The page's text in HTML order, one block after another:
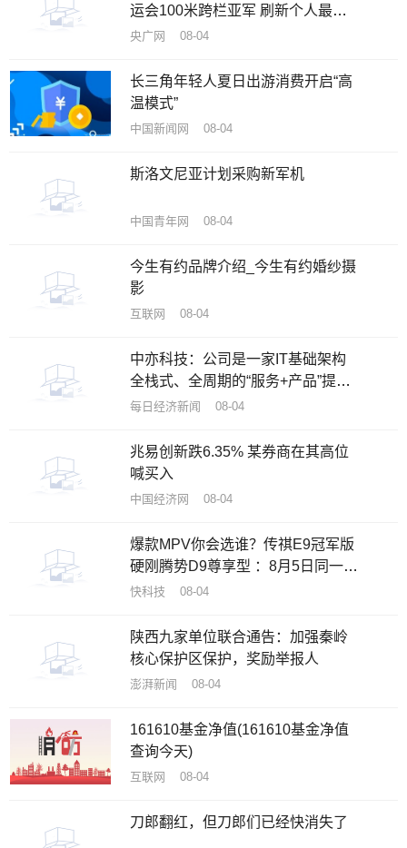
运会100米跨栏亚军 刷新个人最好
成绩
央广网 08-04
长三角年轻人夏日出游消费开启“高
温模式”
中国新闻网 08-04
斯洛文尼亚计划采购新军机
中国青年网 08-04
今生有约品牌介绍_今生有约婚纱摄
影
互联网 08-04
中亦科技：公司是一家IT基础架构
全栈式、全周期的“服务+产品”提供
商
每日经济新闻 08-04
兆易创新跌6.35% 某券商在其高位
喊买入
中国经济网 08-04
爆款MPV你会选谁？传祺E9冠军版
硬刚腾势D9尊享型 ：8月5日同一天
上市
快科技 08-04
陕西九家单位联合通告：加强秦岭
核心保护区保护，奖励举报人
澎湃新闻 08-04
161610基金净值(161610基金净值
查询今天)
互联网 08-04
刀郎翻红，但刀郎们已经快消失了